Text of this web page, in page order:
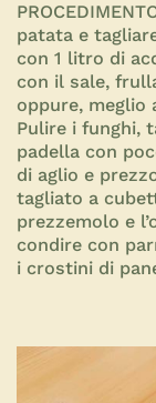
patata e
con 1 litro di
con il sale,
oppure, meglio
Pulire i funghi,
padella con
di aglio e
tagliato a
prezzemolo e
condire con
i crostini di